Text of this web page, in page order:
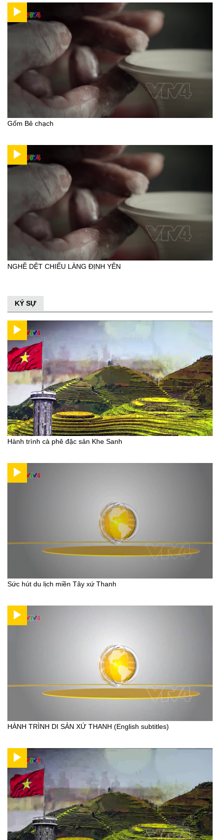
Gốm Bê chạch
NGHỀ DỆT CHIẾU LÀNG ĐỊNH YÊN
KÝ SỰ
Hành trình cà phê đặc sản Khe Sanh
Sức hút du lịch miền Tây xứ Thanh
HÀNH TRÌNH DI SẢN XỨ THANH (English subtitles)